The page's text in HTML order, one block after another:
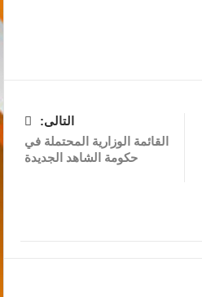
التالى:
القائمة الوزارية المحتملة في
حكومة الشاهد الجديدة